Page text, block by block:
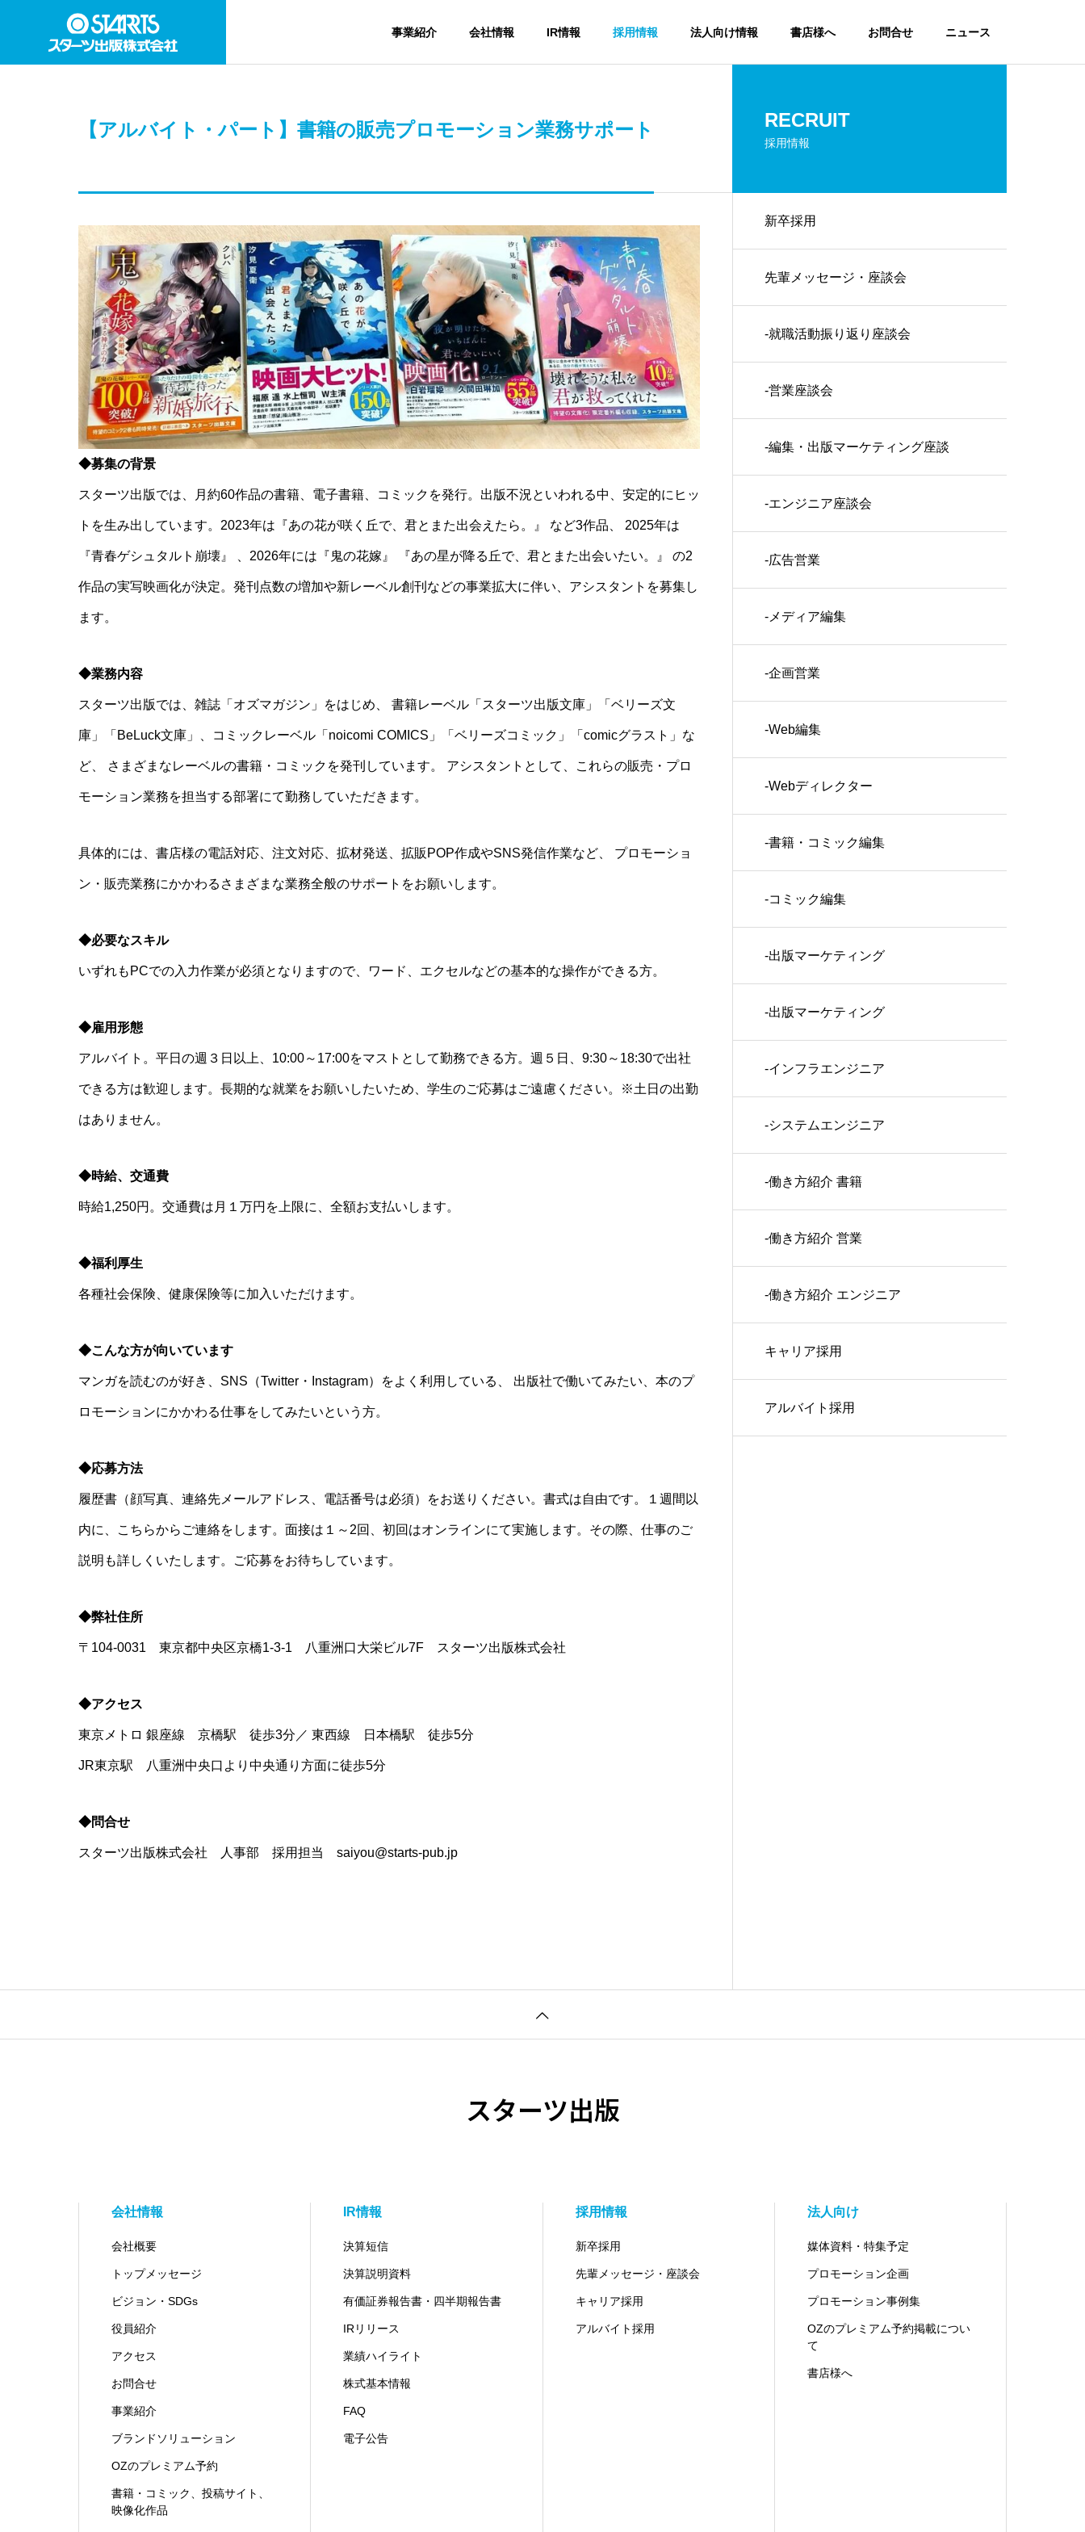
事業紹介 会社情報 IR情報 採用情報 法人向け情報 書店様へ お問合せ ニュース
【アルバイト・パート】書籍の販売プロモーション業務サポート
◆募集の背景
スターツ出版では、月約60作品の書籍、電子書籍、コミックを発行。出版不況といわれる中、安定的にヒッ
トを生み出しています。2023年は『あの花が咲く丘で、君とまた出会えたら。』 など3作品、 2025年は
『青春ゲシュタルト崩壊』 、2026年には『鬼の花嫁』 『あの星が降る丘で、君とまた出会いたい。』 の2
作品の実写映画化が決定。発刊点数の増加や新レーベル創刊などの事業拡大に伴い、アシスタントを募集し
ます。
◆業務内容
スターツ出版では、雑誌「オズマガジン」をはじめ、 書籍レーベル「スターツ出版文庫」「ベリーズ文
庫」「BeLuck文庫」、コミックレーベル「noicomi COMICS」「ベリーズコミック」「comicグラスト」な
ど、 さまざまなレーベルの書籍・コミックを発刊しています。 アシスタントとして、これらの販売・プロ
モーション業務を担当する部署にて勤務していただきます。
具体的には、書店様の電話対応、注文対応、拡材発送、拡販POP作成やSNS発信作業など、 プロモーショ
ン・販売業務にかかわるさまざまな業務全般のサポートをお願いします。
◆必要なスキル
いずれもPCでの入力作業が必須となりますので、ワード、エクセルなどの基本的な操作ができる方。
◆雇用形態
アルバイト。平日の週３日以上、10:00～17:00をマストとして勤務できる方。週５日、9:30～18:30で出社
できる方は歓迎します。長期的な就業をお願いしたいため、学生のご応募はご遠慮ください。※土日の出勤
はありません。
◆時給、交通費
時給1,250円。交通費は月１万円を上限に、全額お支払いします。
◆福利厚生
各種社会保険、健康保険等に加入いただけます。
◆こんな方が向いています
マンガを読むのが好き、SNS（Twitter・Instagram）をよく利用している、 出版社で働いてみたい、本のプ
ロモーションにかかわる仕事をしてみたいという方。
◆応募方法
履歴書（顔写真、連絡先メールアドレス、電話番号は必須）をお送りください。書式は自由です。１週間以
内に、こちらからご連絡をします。面接は１～2回、初回はオンラインにて実施します。その際、仕事のご
説明も詳しくいたします。ご応募をお待ちしています。
◆弊社住所
〒104-0031 東京都中央区京橋1-3-1 八重洲口大栄ビル7F スターツ出版株式会社
◆アクセス
東京メトロ 銀座線 京橋駅 徒歩3分／ 東西線 日本橋駅 徒歩5分
JR東京駅 八重洲中央口より中央通り方面に徒歩5分
◆問合せ
スターツ出版株式会社 人事部 採用担当 saiyou@starts-pub.jp
RECRUIT
採用情報
新卒採用
先輩メッセージ・座談会
-就職活動振り返り座談会
-営業座談会
-編集・出版マーケティング座談
会
-エンジニア座談会
-広告営業
-メディア編集
-企画営業
-Web編集
-Webディレクター
-書籍・コミック編集
-コミック編集
-出版マーケティング
-出版マーケティング
-インフラエンジニア
-システムエンジニア
-働き方紹介 書籍
-働き方紹介 営業
-働き方紹介 エンジニア
キャリア採用
アルバイト採用
スターツ出版
会社情報
会社概要
トップメッセージ
ビジョン・SDGs
役員紹介
アクセス
お問合せ
事業紹介
ブランドソリューション
OZのプレミアム予約
書籍・コミック、投稿サイト、
映像化作品
IR情報
決算短信
決算説明資料
有価証券報告書・四半期報告書
IRリリース
業績ハイライト
株式基本情報
FAQ
電子公告
採用情報
新卒採用
先輩メッセージ・座談会
キャリア採用
アルバイト採用
法人向け
媒体資料・特集予定
プロモーション企画
プロモーション事例集
OZのプレミアム予約掲載につい
て
書店様へ